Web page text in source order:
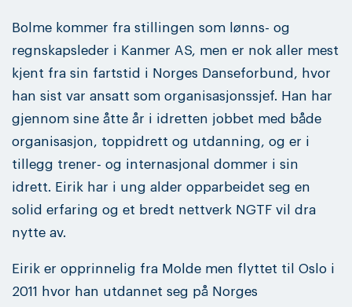
Bolme kommer fra stillingen som lønns- og
regnskapsleder i Kanmer AS, men er nok aller mest
kjent fra sin fartstid i Norges Danseforbund, hvor
han sist var ansatt som organisasjonssjef. Han har
gjennom sine åtte år i idretten jobbet med både
organisasjon, toppidrett og utdanning, og er i
tillegg trener- og internasjonal dommer i sin
idrett. Eirik har i ung alder opparbeidet seg en
solid erfaring og et bredt nettverk NGTF vil dra
nytte av.
Eirik er opprinnelig fra Molde men flyttet til Oslo i
2011 hvor han utdannet seg på Norges